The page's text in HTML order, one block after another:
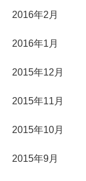
2016年2月
2016年1月
2015年12月
2015年11月
2015年10月
2015年9月